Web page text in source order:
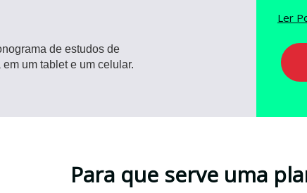
Ler
Para que serve uma